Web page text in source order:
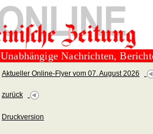
Unabhängige Nachrichten,
Aktueller Online-Flyer vom 07. August 2026
zurück
Druckversion